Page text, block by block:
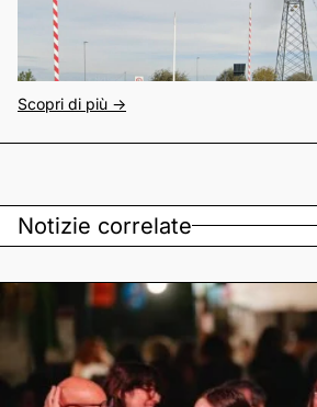
Scopri di più ->
Notizie correlate